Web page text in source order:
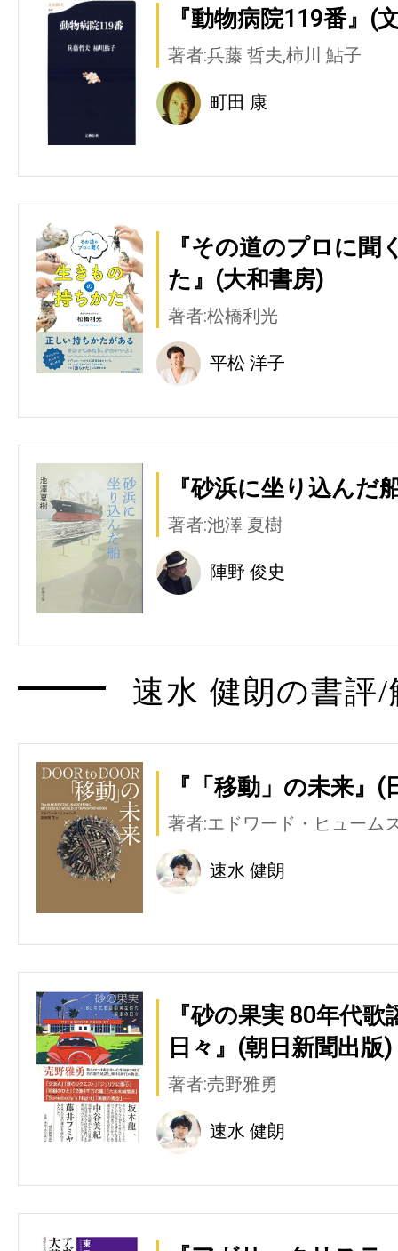
『動物病院119番』(
著者:兵藤 哲夫,柿川 鮎子
町田 康
『その道のプロに聞
た』(大和書房)
著者:松橋利光
平松 洋子
『砂浜に坐り込んだ
著者:池澤 夏樹
陣野 俊史
速水 健朗の書評
『「移動」の未来』(
著者:エドワード・ヒューム
速水 健朗
『砂の果実 80年代
日々』(朝日新聞出版)
著者:売野雅勇
速水 健朗